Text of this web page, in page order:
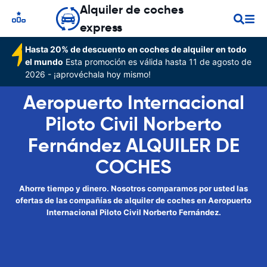
Alquiler de coches
express
Hasta 20% de descuento en coches de alquiler en todo
el mundo Esta promoción es válida hasta 11 de agosto de
2026 - ¡aprovéchala hoy mismo!
Aeropuerto Internacional
Piloto Civil Norberto
Fernández ALQUILER DE
COCHES
Ahorre tiempo y dinero. Nosotros comparamos por usted las
ofertas de las compañías de alquiler de coches en Aeropuerto
Internacional Piloto Civil Norberto Fernández.